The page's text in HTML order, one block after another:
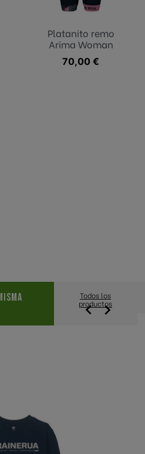
Platanito remo
Arima Woman
Precio
70,00 €
Todos los
productos
